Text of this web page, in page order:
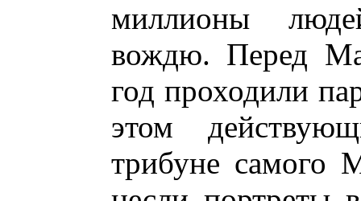
миллионы
вождю. Перед
год проходили
этом
трибуне самого